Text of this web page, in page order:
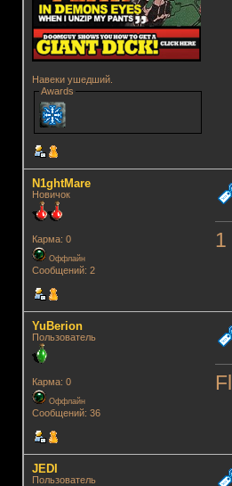
Навеки ушедший.
Awards
N1ghtMare
Новичок
Карма: 0
Оффлайн
Сообщений: 2
1
YuBerion
Пользователь
Карма: 0
Оффлайн
Сообщений: 36
JEDI
Пользователь